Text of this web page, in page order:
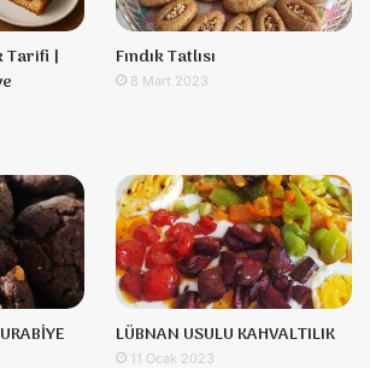
Tarifi |
Fındık Tatlısı
8 Mart 2023
LÜBNAN USULU KAHVALTILIK
11 Ocak 2023